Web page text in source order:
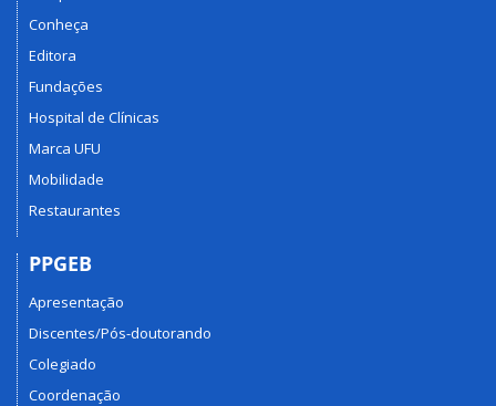
Conheça
Editora
Fundações
Hospital de Clínicas
Marca UFU
Mobilidade
Restaurantes
PPGEB
Apresentação
Discentes/Pós-doutorando
Colegiado
Coordenação